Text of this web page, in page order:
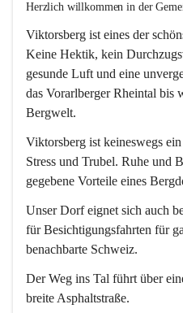
Herzlich willkommen in der
Viktorsberg ist eines der
Keine Hektik, kein
gesunde Luft und eine
das Vorarlberger Rheintal bis
Bergwelt.
Viktorsberg ist keineswegs
Stress und Trubel. Ruhe und
gegebene Vorteile eines
Unser Dorf eignet sich auch
für Besichtigungsfahrten für
benachbarte Schweiz.
Der Weg ins Tal führt über
breite Asphaltstraße.